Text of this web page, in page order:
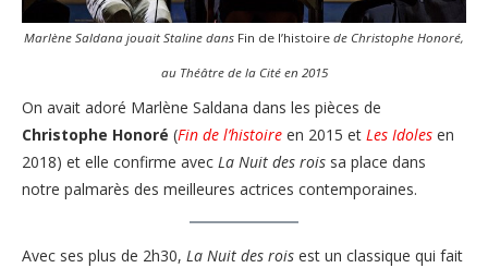
Marlène Saldana jouait Staline dans Fin de l’histoire de Christophe Honoré,
au Théâtre de la Cité en 2015
On avait adoré Marlène Saldana dans les pièces de
Christophe Honoré (Fin de l’histoire en 2015 et Les Idoles en
2018) et elle confirme avec La Nuit des rois sa place dans
notre palmarès des meilleures actrices contemporaines.
Avec ses plus de 2h30, La Nuit des rois est un classique qui fait